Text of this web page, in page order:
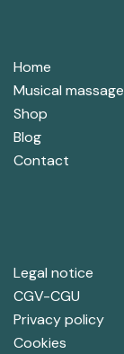
Home
Musical massage
Shop
Blog
Contact
Legal notice
CGV-CGU
Privacy policy
Cookies